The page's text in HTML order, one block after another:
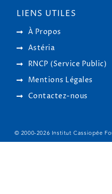
LIENS UTILES
À Propos
Astéria
RNCP (Service Public)
Mentions Légales
Contactez-nous
© 2000-2026 Institut Cassiopée